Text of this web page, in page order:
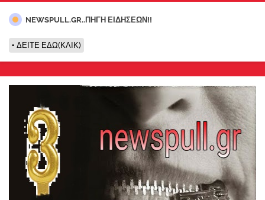
NEWSPULL.GR..ΠΗΓΗ ΕΙΔΗΣΕΩΝ!!
ΔΕΙΤΕ ΕΔΩ(ΚΛΙΚ)